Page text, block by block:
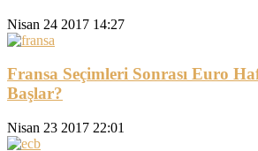
Nisan 24 2017 14:27
Fransa Seçimleri Sonrası Euro
Başlar?
Nisan 23 2017 22:01